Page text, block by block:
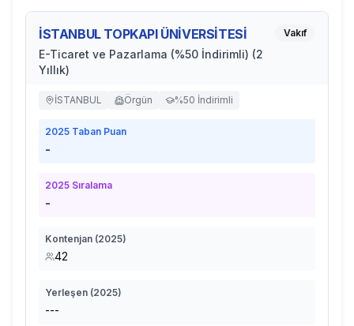
İSTANBUL TOPKAPI ÜNİVERSİTESİ
E-Ticaret ve Pazarlama (%50 İndirimli) (2
Yıllık)
Vakıf
İSTANBUL Örgün %50 İndirimli
2025 Taban Puan
-
2025 Sıralama
-
Kontenjan (2025)
42
Yerleşen (2025)
---